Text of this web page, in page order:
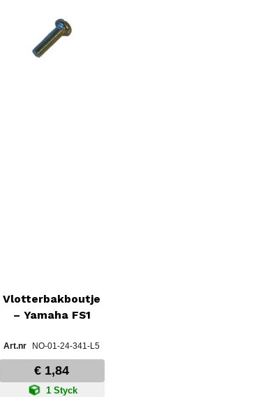
Vlotterbakboutje
– Yamaha FS1
NO-01-24-341-L5
€ 1,84
1 Styck